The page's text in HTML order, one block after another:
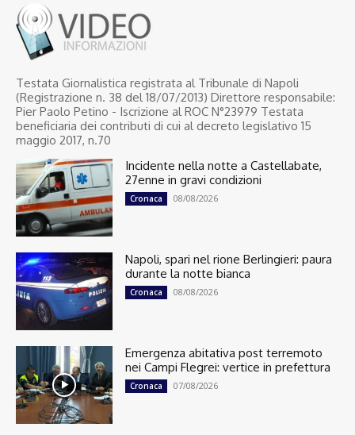
Testata Giornalistica registrata al Tribunale di Napoli
(Registrazione n. 38 del 18/07/2013) Direttore responsabile:
Pier Paolo Petino - Iscrizione al ROC N°23979 Testata
beneficiaria dei contributi di cui al decreto legislativo 15
maggio 2017, n.70
Incidente nella notte a Castellabate,
27enne in gravi condizioni
Cronaca 08/08/2026
Napoli, spari nel rione Berlingieri: paura
durante la notte bianca
Cronaca 08/08/2026
Emergenza abitativa post terremoto
nei Campi Flegrei: vertice in prefettura
Cronaca 07/08/2026